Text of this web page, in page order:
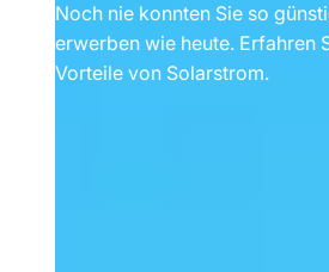
Noch nie konnten Sie so
erwerben wie heute. Erfahren
Vorteile von Solarstrom.